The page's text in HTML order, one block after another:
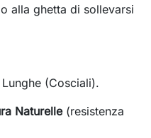
alla ghetta di sollevarsi
(Cosciali).
Naturelle(resistenza